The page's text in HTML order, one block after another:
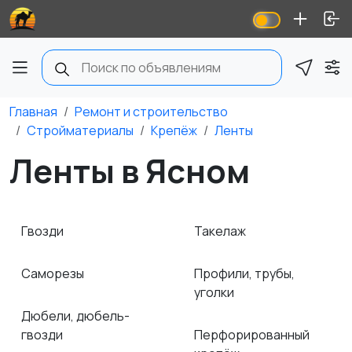
Главная
Ремонт и строительство
Стройматериалы
Крепёж Ленты
Ленты в Ясном
Гвозди
Саморезы
Дюбели, дюбель-
гвозди
Такелаж
Профили, трубы,
уголки
Перфорированный